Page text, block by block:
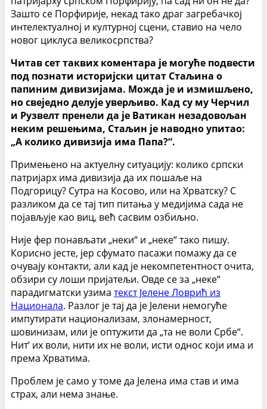
Зашто се Порфирије, некад тако драг загребачкој
интелектуалној и културној сцени, ставио на чело
новог циклуса великосрпства?
Читав сет таквих коментара је могуће подвести
под познати историјски цитат Стаљина о
папиним дивизијама. Можда је и измишљено,
но свеједно делује уверљиво. Кад су му Черчил
и Рузвелт пренели да је Ватикан незадовољан
неким решењима, Стаљин је наводно упитао:
„А колико дивизија има Папа?“.
Примењено на актуелну ситуацију: колико српски
патријарх има дивизија да их пошаље на
Подгорицу? Сутра на Косово, или на Хрватску? С
разликом да се тај тип питања у медијима сада не
појављује као виц, већ сасвим озбиљно.
Није фер понављати „неки“ и „неке“ тако пишу.
Корисно јесте, јер сфумато пасажи помажу да се
очувају контакти, али кад је некомпетентност очита,
обзири су лоши пријатељи. Овде се за „неке“
парадигматски узима текст Јелене Ловрић из
Национала. Разлог је тај да је Јелени немогуће
импутирати национализам, злонамерност,
шовинизам, или је оптужити да „та не воли Србе“.
Нит’ их воли, нити их не воли, исти однос који има и
према Хрватима.
Проблем је само у томе да Јелена има став и има
страх, али нема знање.